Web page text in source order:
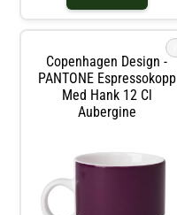
Copenhagen Design -
PANTONE Espressokopp
Med Hank 12 Cl
Aubergine